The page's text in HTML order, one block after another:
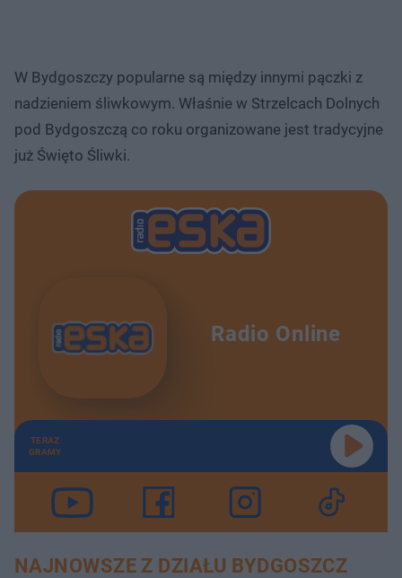
W Bydgoszczy popularne są między innymi pączki z
nadzieniem śliwkowym. Właśnie w Strzelcach Dolnych
pod Bydgoszczą co roku organizowane jest tradycyjne
już Święto Śliwki.
Radio Online
TERAZ
GRAMY
NAJNOWSZE Z DZIAŁU BYDGOSZCZ